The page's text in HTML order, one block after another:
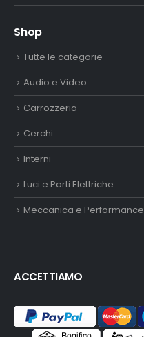
Shop
Tutte le categorie
Audio e Video
Carrozzeria
Cerchi
Interni
Luci e Parti Elettriche
Meccanica e Performance
ACCETTIAMO